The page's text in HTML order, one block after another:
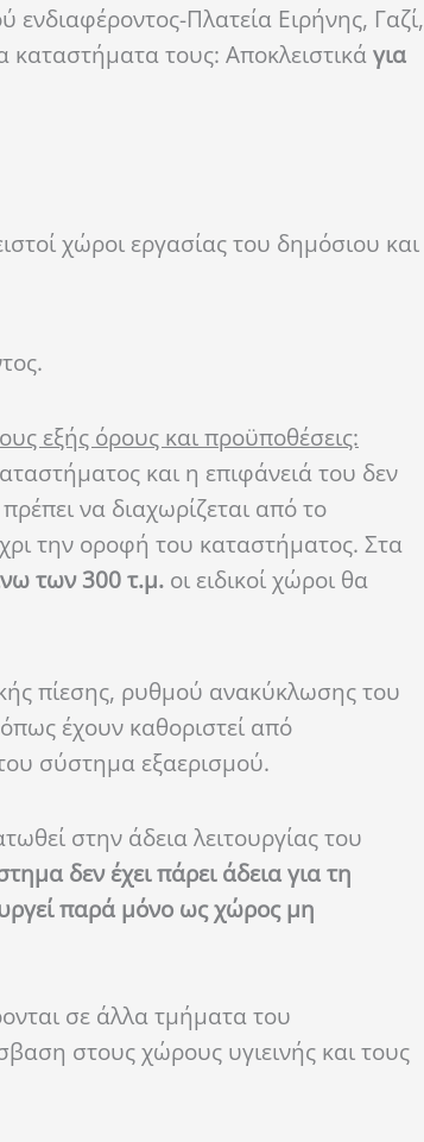
Πλατεία Ειρή­νης, Γαζί,
τους: Αποκλειστικάγια
χώροι εργασίας του δημόσιου και
εξής όρους και προϋποθέσεις:
και η επιφάνειά του δεν
να διαχωρίζεται από το
την οροφή του καταστήματος. Στα
των 300 τ.μ. οι ειδικοί χώροι θα
πίεσης, ρυθμού ανακύκλωσης του
έχουν καθοριστεί από
σύστημα εξαερισμού.
στην άδεια λειτουργίας του
δεν έχει πάρει άδεια για τη
παρά μόνο ως χώρος μη
σε άλλα τμήματα του
στους χώρους υγιεινής και τους